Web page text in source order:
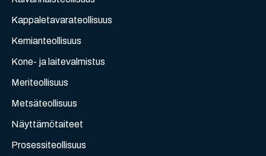
Kappaletavarateollisuus
Kemianteollisuus
Kone- ja laitevalmistus
Meriteollisuus
Metsäteollisuus
Näyttämötaiteet
Prosessiteollisuus